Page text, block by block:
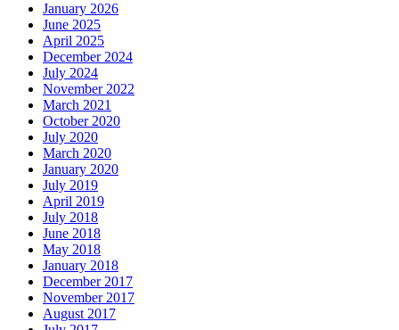
January 2026
June 2025
April 2025
December 2024
July 2024
November 2022
March 2021
October 2020
July 2020
March 2020
January 2020
July 2019
April 2019
July 2018
June 2018
May 2018
January 2018
December 2017
November 2017
August 2017